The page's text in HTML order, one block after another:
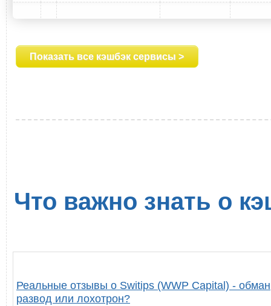
Показать все кэшбэк сервисы >
Что важно знать о
Реальные отзывы о Switips (WWP Capital) -
развод или лохотрон?